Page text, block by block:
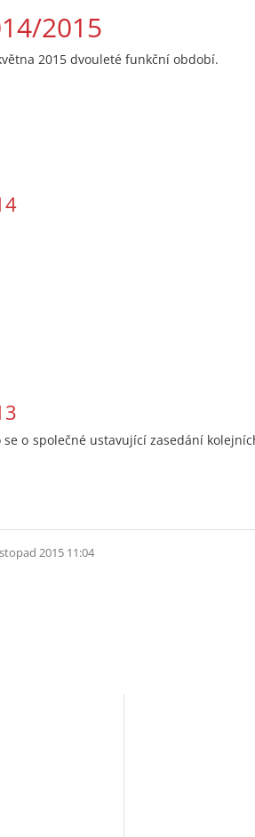
2015
2015 dvouleté funkční období.
se o společné ustavující zasedání
2015 11:04